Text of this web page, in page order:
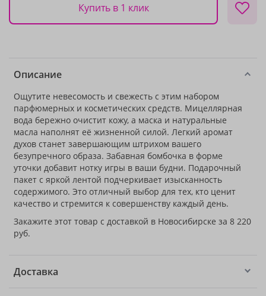
Купить в 1 клик
Описание
Ощутите невесомость и свежесть с этим набором
парфюмерных и косметических средств. Мицеллярная
вода бережно очистит кожу, а маска и натуральные
масла наполнят её жизненной силой. Легкий аромат
духов станет завершающим штрихом вашего
безупречного образа. Забавная бомбочка в форме
уточки добавит нотку игры в ваши будни. Подарочный
пакет с яркой лентой подчеркивает изысканность
содержимого. Это отличный выбор для тех, кто ценит
качество и стремится к совершенству каждый день.
Закажите этот товар с доставкой в Новосибирске за 8 220
руб.
Доставка